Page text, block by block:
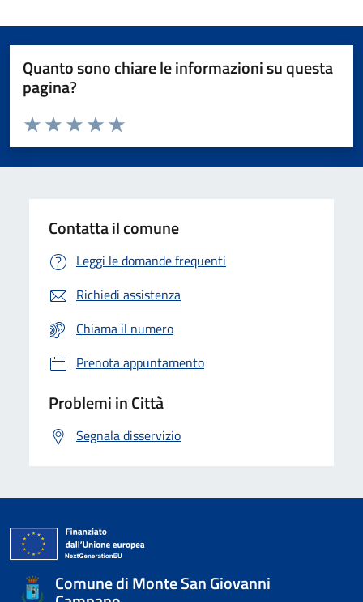
Quanto sono chiare le informazioni su questa
pagina?
Domanda
Valuta da 1 a 5 stelle la pagina
Valuta 5 stelle su 5
Valuta 4 stelle su 5
Valuta 3 stelle su 5
Valuta 2 stelle su 5
Valuta 1 stelle su 5
Contatta il comune
Leggi le domande frequenti
Richiedi assistenza
Chiama il numero
Prenota appuntamento
Problemi in Città
Segnala disservizio
Comune di Monte San Giovanni